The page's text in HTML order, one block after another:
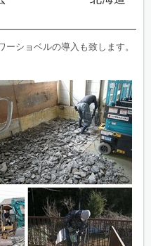
ショベルの導入も致します。